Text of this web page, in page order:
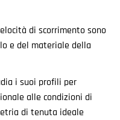
di scorrimento sono
e del materiale della
i suoi profili per
alle condizioni di
di tenuta ideale